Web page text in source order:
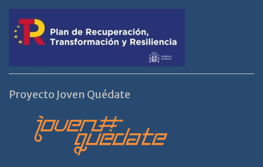
Proyecto Joven Quédate